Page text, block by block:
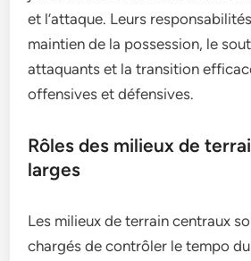
et l’attaque. Leurs
maintien de la possession, le
attaquants et la transition
offensives et défensives.
Rôles des milieux de
larges
Les milieux de terrain centraux
chargés de contrôler le tempo